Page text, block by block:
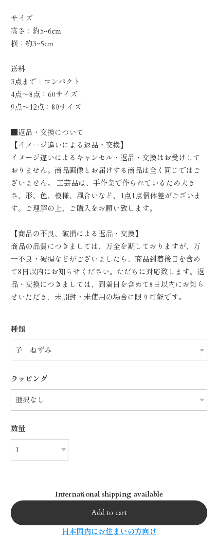
サイズ
高さ：約5~6cm
横：約3~5cm
送料
3点まで：コンパクト
4点〜8点：60サイズ
9点〜12点：80サイズ
■返品・交換について
【イメージ違いによる返品・交換】
イメージ違いによるキャンセル・返品・交換はお受けして
おりません。商品画像とお届けする商品は全く同じではご
ざいません。 工芸品は、手作業で作られているため大き
さ、形、色、模様、風合いなど、1点1点個体差がございま
す。ご理解の上、ご購入をお願い致します。
【商品の不良、破損による返品・交換】
商品の品質につきましては、万全を期しておりますが、万
一不良・破損などがございましたら、商品到着後日を含め
て8日以内にお知らせください。ただちに対応致します。返
品・交換につきましては、到着日を含めて8日以内にお知ら
せいただき、未開封・未使用の場合に限り可能です。
種類
ラッピング
数量
International shipping available
Add to cart
日本国内にお住まいの方向け